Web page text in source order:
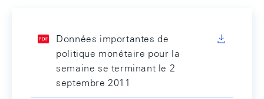
Données importantes de
politique monétaire pour la
semaine se terminant le 2
septembre 2011